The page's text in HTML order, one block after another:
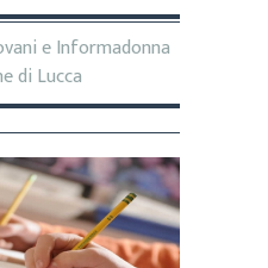
e Informadonna
di Lucca